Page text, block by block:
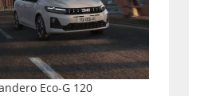
Eco-G 120